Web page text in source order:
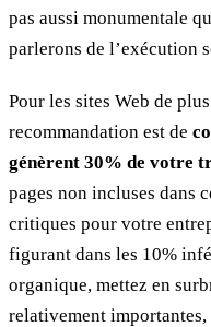
pas aussi monumentale
parlerons de l’exécution
Pour les sites Web de
recommandation est de
génèrent 30% de votre
pages non incluses dans
critiques pour votre
figurant dans les 10%
organique, mettez en
relativement importantes,